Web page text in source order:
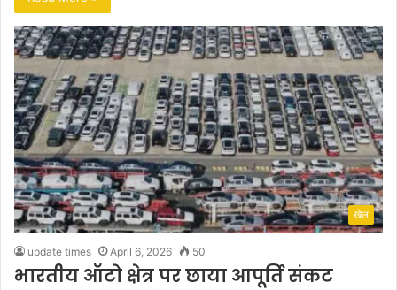
खेल
update times April 6, 2026 50
भारतीय ऑटो क्षेत्र पर छाया आपूर्ति संकट